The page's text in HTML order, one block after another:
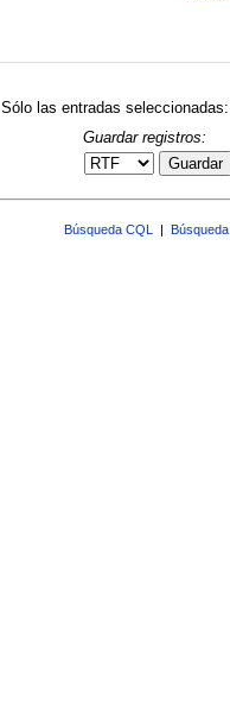
Sólo las entradas seleccionadas:
Guardar registros:
Guardar
Búsqueda CQL